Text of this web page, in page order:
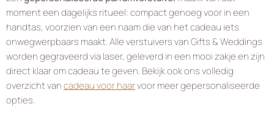
moment een dagelijks ritueel: compact genoeg voor in een
handtas, voorzien van een naam die van het cadeau iets
onwegwerpbaars maakt. Alle verstuivers van Gifts & Weddings
worden gegraveerd via laser, geleverd in een mooi zakje en zijn
direct klaar om cadeau te geven. Bekijk ook ons volledig
overzicht vancadeau voor haarvoor meer gepersonaliseerde
opties.